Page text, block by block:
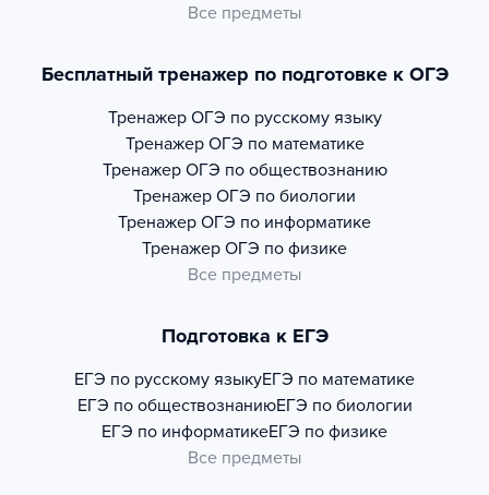
Все предметы
Бесплатный тренажер по подготовке к ОГЭ
Тренажер ОГЭ по русскому языку
Тренажер ОГЭ по математике
Тренажер ОГЭ по обществознанию
Тренажер ОГЭ по биологии
Тренажер ОГЭ по информатике
Тренажер ОГЭ по физике
Все предметы
Подготовка к ЕГЭ
ЕГЭ по русскому языкуЕГЭ по математике
ЕГЭ по обществознаниюЕГЭ по биологии
ЕГЭ по информатикеЕГЭ по физике
Все предметы